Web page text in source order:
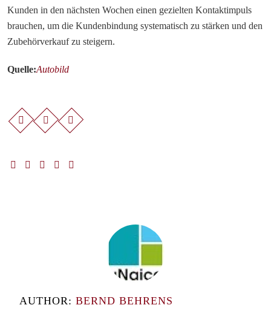
Kunden in den nächsten Wochen einen gezielten Kontaktimpuls
brauchen, um die Kundenbindung systematisch zu stärken und den
Zubehörverkauf zu steigern.
Quelle:Autobild
AUTHOR: BERND BEHRENS